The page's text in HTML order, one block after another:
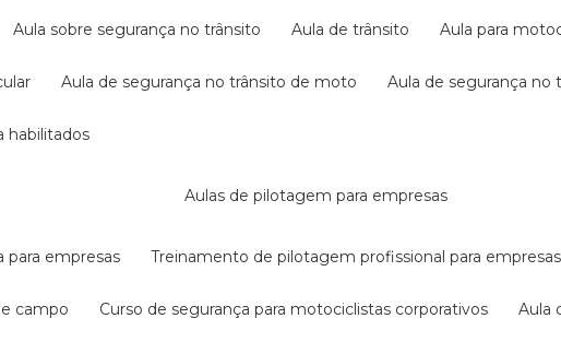
aula sobre segurança no trânsito aula de trânsito aula para
aula de segurança no trânsito de moto aula de segurança no
habilitados
aulas de pilotagem para empresas
para empresas treinamento de pilotagem profissional para empresas
campo curso de segurança para motociclistas corporativos